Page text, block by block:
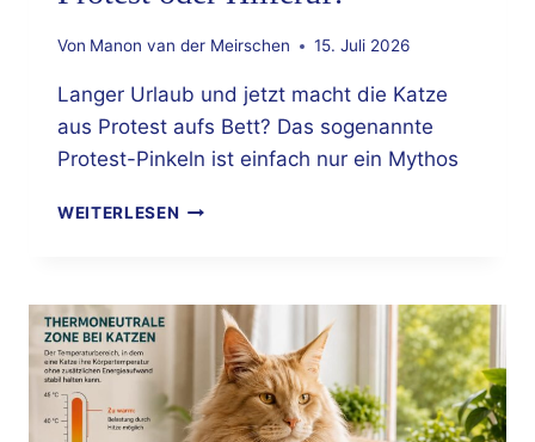
Von Manon van der Meirschen 15. Juli 2026
Langer Urlaub und jetzt macht die Katze
aus Protest aufs Bett? Das sogenannte
Protest-Pinkeln ist einfach nur ein Mythos
WEITERLESENUNSAUBERKEIT
ODER
HILFERUF?